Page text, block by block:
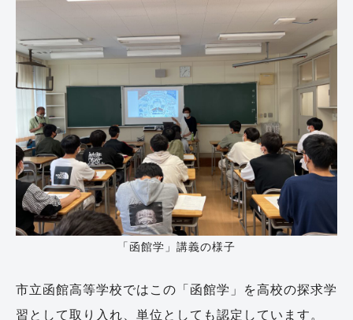
「函館学」講義の様子
市立函館高等学校ではこの「函館学」を高校の探求学
習として取り入れ、単位としても認定しています。